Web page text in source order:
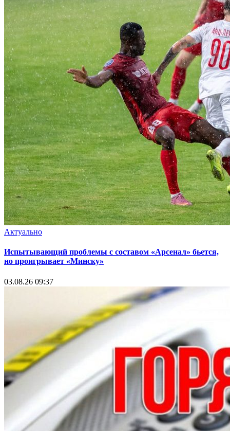
Актуально
Испытывающий проблемы с составом «Арсенал» бьется,
но проигрывает «Минску»
03.08.26 09:37